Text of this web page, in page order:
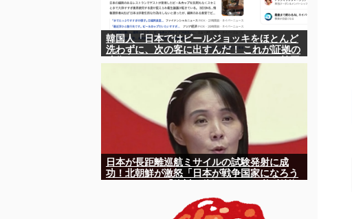
韓国人「日本ではビールジョッキをほとんど
洗わずに、次の客に出すんだ！ これが証拠の
には「アレ」がないんだ？
日本が長距離巡航ミサイルの試験発射に成
功！北朝鮮が激怒「日本が戦争国家になろう